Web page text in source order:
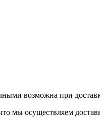
возможна при
мы осуществляем